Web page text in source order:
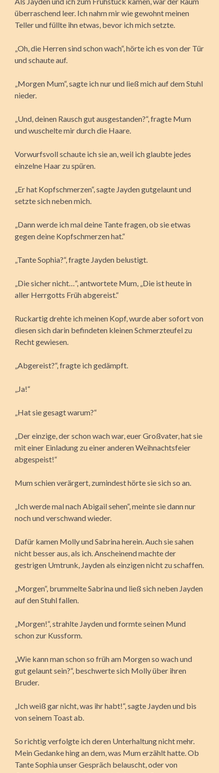
überraschend leer. Ich nahm mir wie gewohnt meinen
Teller und füllte ihn etwas, bevor ich mich setzte.
„Oh, die Herren sind schon wach“, hörte ich es von der Tür
und schaute auf.
„Morgen Mum“, sagte ich nur und ließ mich auf dem Stuhl
nieder.
„Und, deinen Rausch gut ausgestanden?“, fragte Mum
und wuschelte mir durch die Haare.
Vorwurfsvoll schaute ich sie an, weil ich glaubte jedes
einzelne Haar zu spüren.
„Er hat Kopfschmerzen“, sagte Jayden gutgelaunt und
setzte sich neben mich.
„Dann werde ich mal deine Tante fragen, ob sie etwas
gegen deine Kopfschmerzen hat.“
„Tante Sophia?“, fragte Jayden belustigt.
„Die sicher nicht…“, antwortete Mum, „Die ist heute in
aller Herrgotts Früh abgereist.“
Ruckartig drehte ich meinen Kopf, wurde aber sofort von
diesen sich darin befindeten kleinen Schmerzteufel zu
Recht gewiesen.
„Abgereist?“, fragte ich gedämpft.
„Ja!“
„Hat sie gesagt warum?“
„Der einzige, der schon wach war, euer Großvater, hat sie
mit einer Einladung zu einer anderen Weihnachtsfeier
abgespeist!“
Mum schien verärgert, zumindest hörte sie sich so an.
„Ich werde mal nach Abigail sehen“, meinte sie dann nur
noch und verschwand wieder.
Dafür kamen Molly und Sabrina herein. Auch sie sahen
nicht besser aus, als ich. Anscheinend machte der
gestrigen Umtrunk, Jayden als einzigen nicht zu schaffen.
„Morgen“, brummelte Sabrina und ließ sich neben Jayden
auf den Stuhl fallen.
„Morgen!“, strahlte Jayden und formte seinen Mund
schon zur Kussform.
„Wie kann man schon so früh am Morgen so wach und
gut gelaunt sein?“, beschwerte sich Molly über ihren
Bruder.
„Ich weiß gar nicht, was ihr habt!“, sagte Jayden und bis
von seinem Toast ab.
So richtig verfolgte ich deren Unterhaltung nicht mehr.
Mein Gedanke hing an dem, was Mum erzählt hatte. Ob
Tante Sophia unser Gespräch belauscht, oder von